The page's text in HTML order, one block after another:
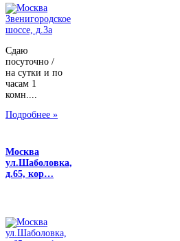
Сдаю
посуточно /
на сутки и по
часам 1
комн....
Подробнее »
Москва
ул.Шаболовка,
д.65, кор…